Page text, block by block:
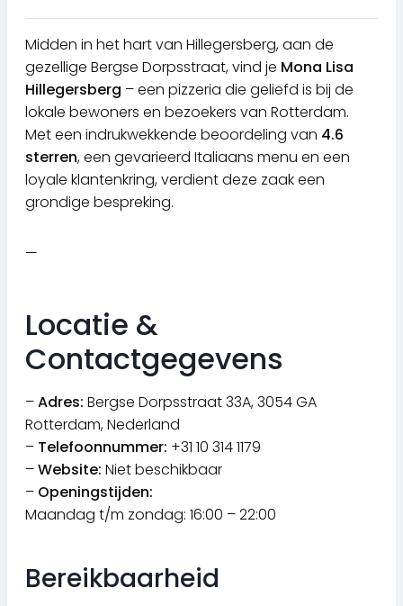
Midden in het hart van Hillegersberg, aan de
gezellige Bergse Dorpsstraat, vind je Mona Lisa
Hillegersberg – een pizzeria die geliefd is bij de
lokale bewoners en bezoekers van Rotterdam.
Met een indrukwekkende beoordeling van 4.6
sterren, een gevarieerd Italiaans menu en een
loyale klantenkring, verdient deze zaak een
grondige bespreking.
—
Locatie &
Contactgegevens
–Adres: Bergse Dorpsstraat 33A, 3054 GA
Rotterdam, Nederland
– Telefoonnummer: +31 10 314 1179
–Website: Niet beschikbaar
– Openingstijden:
Maandag t/m zondag: 16:00 – 22:00
Bereikbaarheid